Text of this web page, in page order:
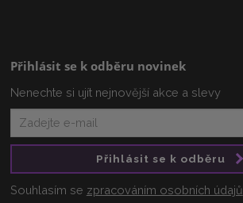
Přihlásit se k odběru novinek
Nenechte si ujít nejnovější akce a slevy
Přihlásit se k odběru
Souhlasím se zpracováním osobních údajů